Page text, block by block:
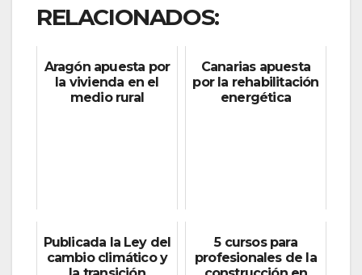
RELACIONADOS:
Aragón apuesta por
la vivienda en el
medio rural
Canarias apuesta
por la rehabilitación
energética
Publicada la Ley del
cambio climático y
5 cursos para
profesionales de la